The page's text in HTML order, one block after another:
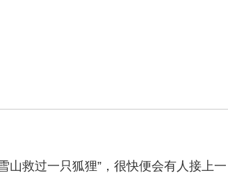
山救过一只狐狸”，很快便会有人接上一